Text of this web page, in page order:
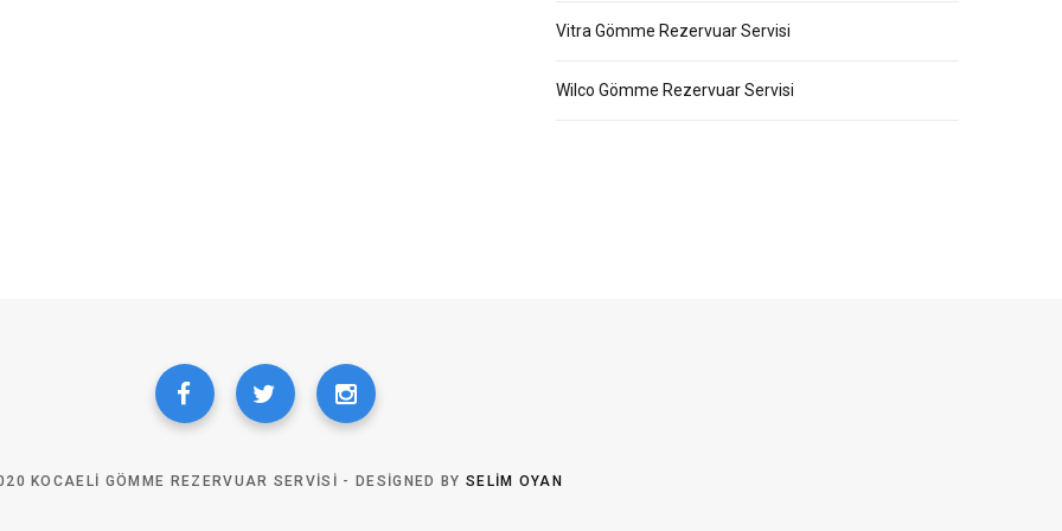
Vitra Gömme Rezervuar Servisi
Wilco Gömme Rezervuar Servisi
KOCAELI GÖMME REZERVUAR SERVISI - DESIGNED BY SELIM OYAN